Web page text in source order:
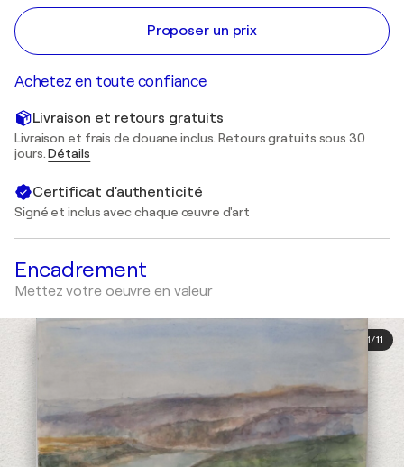
Proposer un prix
Achetez en toute confiance
Livraison et retours gratuits
Livraison et frais de douane inclus. Retours gratuits sous 30
jours.Détails
Certificat d'authenticité
Signé et inclus avec chaque œuvre d'art
Encadrement
Mettez votre oeuvre en valeur
1/11